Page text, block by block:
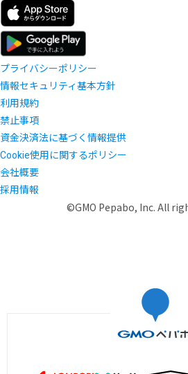
プライバシーポリシー
情報セキュリティ基本方針
利用規約
禁止事項
資金決済法に基づく情報提供
Cookie使用に関するポリシー
会社概要
採用情報
©GMO Pepabo, Inc. All